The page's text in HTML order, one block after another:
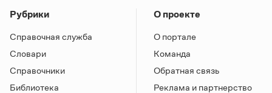
Рубрики
Справочная служба
Словари
Справочники
Библиотека
О проекте
О портале
Команда
Обратная связь
Реклама и партнерство